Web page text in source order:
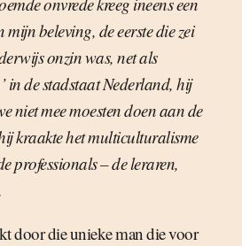
beleving, de eerste die zei
onzin was, net als
in de stadstaat Nederland, hij
niet mee moesten doen aan de
kraakte het multiculturalisme
professionals – de leraren,
door die unieke man die voor